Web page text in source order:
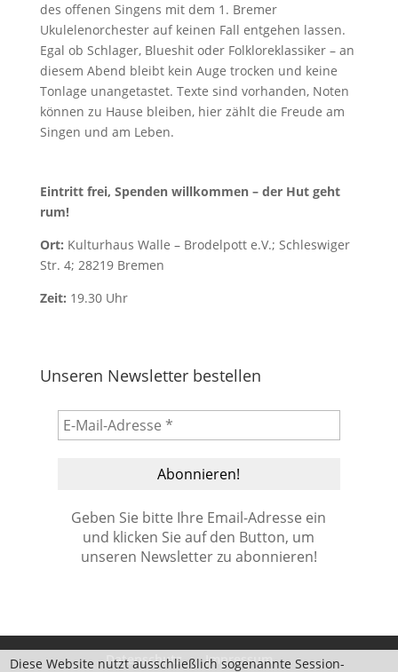
des offenen Singens mit dem 1. Bremer
Ukulelenorchester auf keinen Fall entgehen lassen.
Egal ob Schlager, Blueshit oder Folkloreklassiker – an
diesem Abend bleibt kein Auge trocken und keine
Tonlage unangetastet. Texte sind vorhanden, Noten
können zu Hause bleiben, hier zählt die Freude am
Singen und am Leben.
Eintritt frei, Spenden willkommen – der Hut geht
rum!
Ort: Kulturhaus Walle – Brodelpott e.V.; Schleswiger
Str. 4; 28219 Bremen
Zeit: 19.30 Uhr
Unseren Newsletter bestellen
Geben Sie bitte Ihre Email-Adresse ein
und klicken Sie auf den Button, um
unseren Newsletter zu abonnieren!
Datenschutz Impressum
Diese Website nutzt ausschließlich sogenannte Session-